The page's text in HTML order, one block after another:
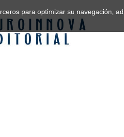
para optimizar su navegación,